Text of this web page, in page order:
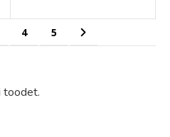
reading page
Page
4 Page
5 Page
Järgmine
toodet.